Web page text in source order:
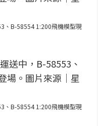
、B-58554 1:200飛機模型現
、B-58554 1:200飛機模型現